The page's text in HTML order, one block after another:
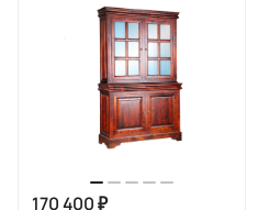
170 400 ₽